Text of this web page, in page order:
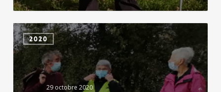
chiché
2020
29 octobre 2020